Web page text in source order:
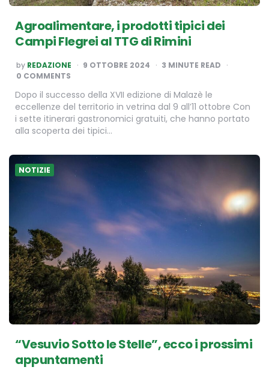
Agroalimentare, i prodotti tipici dei
Campi Flegrei al TTG di Rimini
POSTED
BY
by REDAZIONE 9 OTTOBRE 2024 3 MINUTE READ
0 COMMENTS
Dopo il successo della XVII edizione di Malazè le
eccellenze del territorio in vetrina dal 9 all’11 ottobre Con
i sette itinerari gastronomici gratuiti, che hanno portato
alla scoperta dei tipici…
NOTIZIE
“Vesuvio Sotto le Stelle”, ecco i prossimi
appuntamenti